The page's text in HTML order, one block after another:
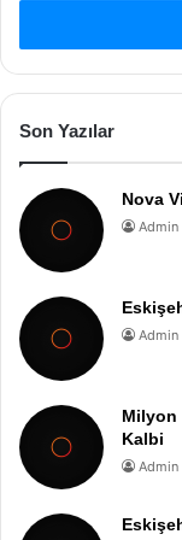
Son Yazılar
Nova
Admin
Admin
Milyon
Kalbi
Admin